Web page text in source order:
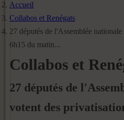
Accueil
Collabos et Renégats
27 députés de l'Assemblée
6h15 du matin...
Collabos et
27 députés de
votent des